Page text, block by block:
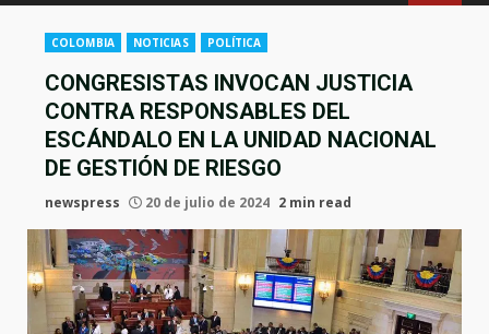
COLOMBIA NOTICIAS POLÍTICA
CONGRESISTAS INVOCAN JUSTICIA
CONTRA RESPONSABLES DEL
ESCÁNDALO EN LA UNIDAD NACIONAL
DE GESTIÓN DE RIESGO
newspress 20 de julio de 2024 2 min read